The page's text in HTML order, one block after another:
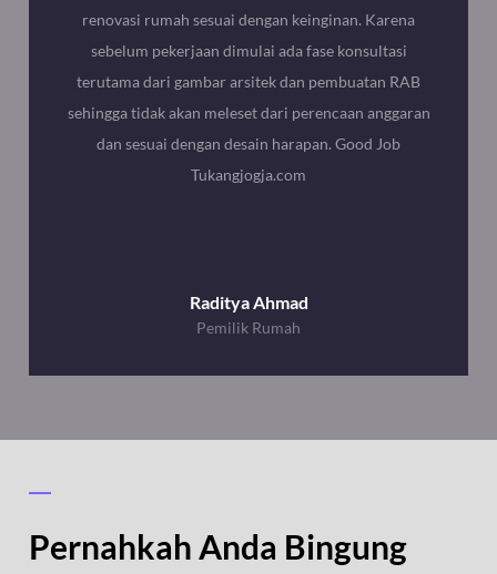
renovasi rumah sesuai dengan keinginan. Karena
sebelum pekerjaan dimulai ada fase konsultasi
terutama dari gambar arsitek dan pembuatan RAB
sehingga tidak akan meleset dari perencaan anggaran
dan sesuai dengan desain harapan. Good Job
Tukangjogja.com
Raditya Ahmad
Pemilik Rumah
Pernahkah Anda Bingung